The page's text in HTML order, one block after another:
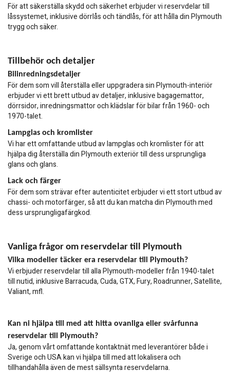
För att säkerställa skydd och säkerhet erbjuder vi reservdelar till
låssystemet, inklusive dörrlås och tändlås, för att hålla din Plymouth
trygg och säker.
Tillbehör och detaljer
Bilinredningsdetaljer
För dem som vill återställa eller uppgradera sin Plymouth-interiör
erbjuder vi ett brett utbud av detaljer, inklusive bagagemattor,
dörrsidor, inredningsmattor och klädslar för bilar från 1960- och
1970-talet.
Lampglas och kromlister
Vi har ett omfattande utbud av lampglas och kromlister för att
hjälpa dig återställa din Plymouth exteriör till dess ursprungliga
glans och glans.
Lack och färger
För dem som strävar efter autenticitet erbjuder vi ett stort utbud av
chassi- och motorfärger, så att du kan matcha din Plymouth med
dess ursprungligafärgkod.
Vanliga frågor om reservdelar till Plymouth
Vilka modeller täcker era reservdelar till Plymouth?
Vi erbjuder reservdelar till alla Plymouth-modeller från 1940-talet
till nutid, inklusive Barracuda, Cuda, GTX, Fury, Roadrunner, Satellite,
Valiant, mfl.
Kan ni hjälpa till med att hitta ovanliga eller svårfunna
reservdelar till Plymouth?
Ja, genom vårt omfattande kontaktnät med leverantörer både i
Sverige och USA kan vi hjälpa till med att lokalisera och
tillhandahålla även de mest sällsynta reservdelarna.